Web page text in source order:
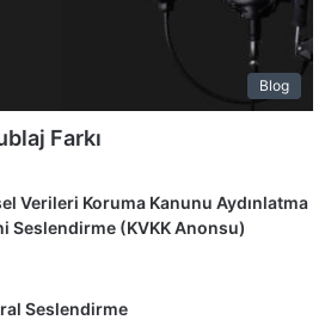
Blog
Farkı
Verileri Koruma Kanunu Aydınlatma
Seslendirme (KVKK Anonsu)
Seslendirme